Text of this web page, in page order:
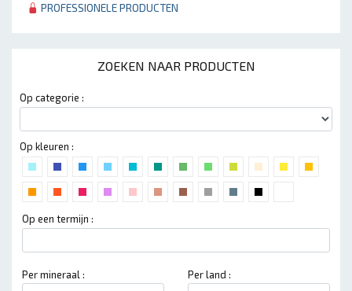
PROFESSIONELE PRODUCTEN
ZOEKEN NAAR PRODUCTEN
Op categorie :
Op kleuren :
Op een termijn :
Per mineraal : Per land :